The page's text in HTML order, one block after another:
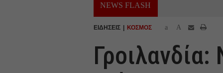
NEWS FLASH
ΕΙΔΗΣΕΙΣ ΚΟΣΜΟΣ a A